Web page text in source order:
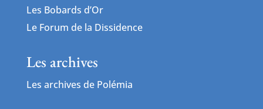
Les Bobards d’Or
Le Forum de la Dissidence
Les archives
Les archives de Polémia